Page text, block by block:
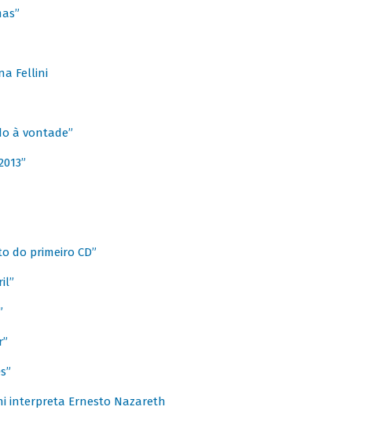
Fellini
à vontade”
do primeiro CD”
interpreta Ernesto Nazareth